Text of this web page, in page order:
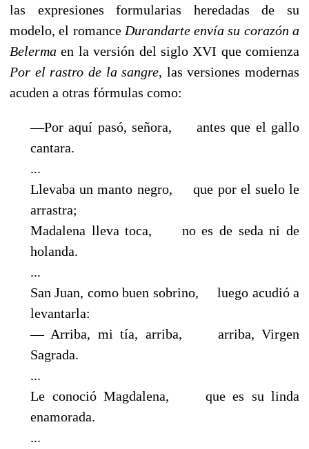
las expresiones formularias heredadas de su
modelo, el romance Durandarte envía su corazón a
Belerma en la versión del siglo XVI que comienza
Por el rastro de la sangre, las versiones modernas
acuden a otras fórmulas como:
—Por aquí pasó, señora, antes que el gallo
cantara.
...
Llevaba un manto negro, que por el suelo le
arrastra;
Madalena lleva toca, no es de seda ni de
holanda.
...
San Juan, como buen sobrino, luego acudió a
levantarla:
— Arriba, mi tía, arriba, arriba, Virgen
Sagrada.
...
Le conoció Magdalena, que es su linda
enamorada.
...